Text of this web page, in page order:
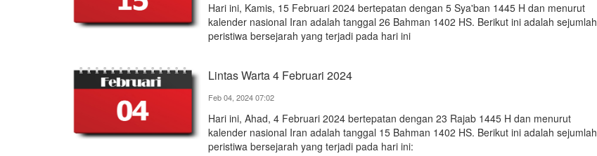
Hari ini, Kamis, 15 Februari 2024 bertepatan dengan 5 Sya'ban 1445 H dan menurut
kalender nasional Iran adalah tanggal 26 Bahman 1402 HS. Berikut ini adalah sejumlah
peristiwa bersejarah yang terjadi pada hari ini
Lintas Warta 4 Februari 2024
Feb 04, 2024 07:02
Hari ini, Ahad, 4 Februari 2024 bertepatan dengan 23 Rajab 1445 H dan menurut
kalender nasional Iran adalah tanggal 15 Bahman 1402 HS. Berikut ini adalah sejumlah
peristiwa bersejarah yang terjadi pada hari ini: